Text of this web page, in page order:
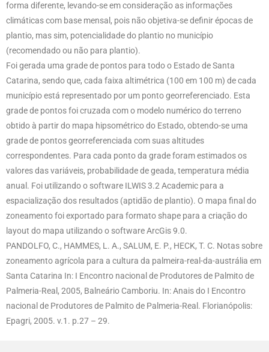
forma diferente, levando-se em consideração as informações
climáticas com base mensal, pois não objetiva-se definir épocas de
plantio, mas sim, potencialidade do plantio no município
(recomendado ou não para plantio).
Foi gerada uma grade de pontos para todo o Estado de Santa
Catarina, sendo que, cada faixa altimétrica (100 em 100 m) de cada
município está representado por um ponto georreferenciado. Esta
grade de pontos foi cruzada com o modelo numérico do terreno
obtido à partir do mapa hipsométrico do Estado, obtendo-se uma
grade de pontos georreferenciada com suas altitudes
correspondentes. Para cada ponto da grade foram estimados os
valores das variáveis, probabilidade de geada, temperatura média
anual. Foi utilizando o software ILWIS 3.2 Academic para a
espacialização dos resultados (aptidão de plantio). O mapa final do
zoneamento foi exportado para formato shape para a criação do
layout do mapa utilizando o software ArcGis 9.0.
PANDOLFO, C., HAMMES, L. A., SALUM, E. P., HECK, T. C. Notas sobre
zoneamento agrícola para a cultura da palmeira-real-da-austrália em
Santa Catarina In: I Encontro nacional de Produtores de Palmito de
Palmeria-Real, 2005, Balneário Camboriu. In: Anais do I Encontro
nacional de Produtores de Palmito de Palmeria-Real. Florianópolis:
Epagri, 2005. v.1. p.27 – 29.